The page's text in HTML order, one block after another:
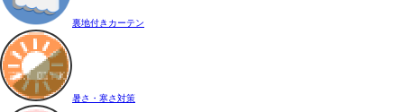
裏地付きカーテン
暑さ・寒さ対策